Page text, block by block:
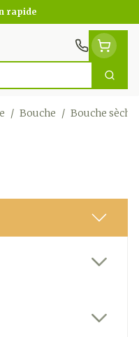
rapide
/ Bouche / Bouche sèche